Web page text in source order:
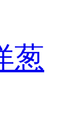
葱